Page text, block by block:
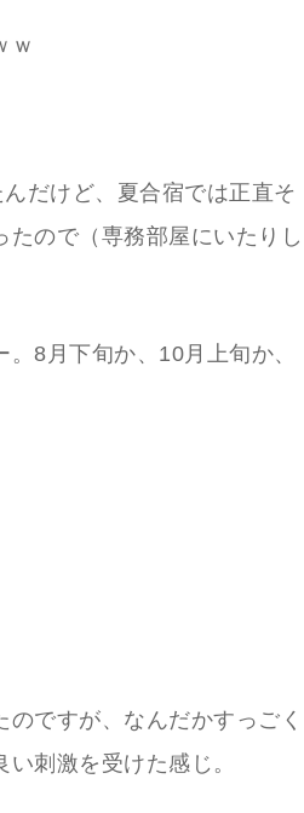
ｗ
だけど、夏合宿では正直そ
ので（専務部屋にいたりし
8月下旬か、10月上旬か、
ですが、なんだかすっごく
刺激を受けた感じ。